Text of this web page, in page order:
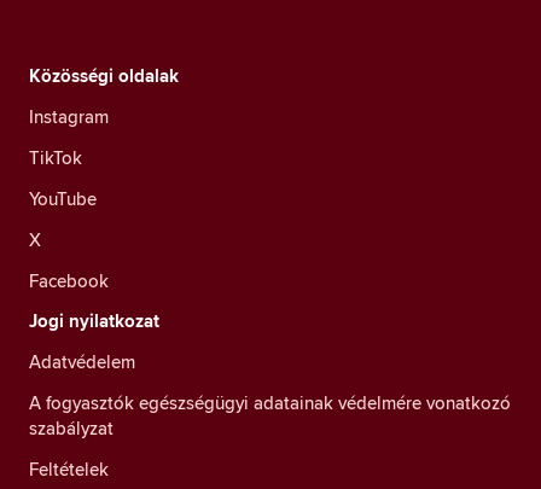
Közösségi oldalak
Instagram
TikTok
YouTube
X
Facebook
Jogi nyilatkozat
Adatvédelem
A fogyasztók egészségügyi adatainak védelmére vonatkozó
szabályzat
Feltételek